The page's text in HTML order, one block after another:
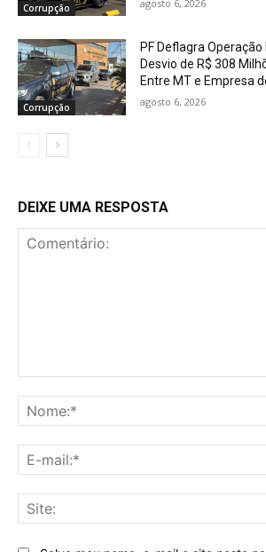
Corrupção agosto 6, 2026
Corrupção
PF Deflagra
Desvio de R$ 308
Entre MT e Empresa
agosto 6, 2026
DEIXE UMA RESPOSTA